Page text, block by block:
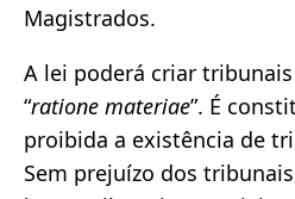
Magistrados.
A lei poderá criar
“ratione materiae”. É
proibida a existência de
Sem prejuízo dos